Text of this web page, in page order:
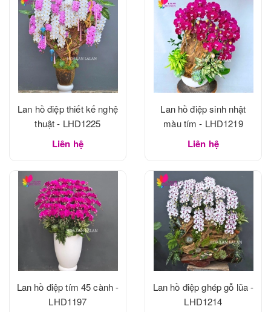
Lan hồ điệp thiết kế nghệ
thuật - LHD1225
Liên hệ
Lan hồ điệp sinh nhật
màu tím - LHD1219
Liên hệ
Lan hồ điệp tím 45 cành -
LHD1197
Lan hồ điệp ghép gỗ lũa -
LHD1214